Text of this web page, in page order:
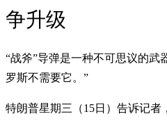
争升级
“战斧”导弹是一种不可思议的武
罗斯不需要它。”
特朗普星期三（15日）告诉记者